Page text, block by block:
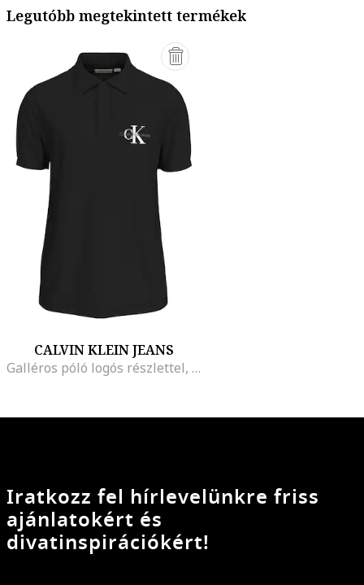
Legutóbb megtekintett termékek
CALVIN KLEIN JEANS
Galléros póló logós részlettel, Fekete
Iratkozz fel hírlevelünkre friss
ajánlatokért és
divatinspirációkért!